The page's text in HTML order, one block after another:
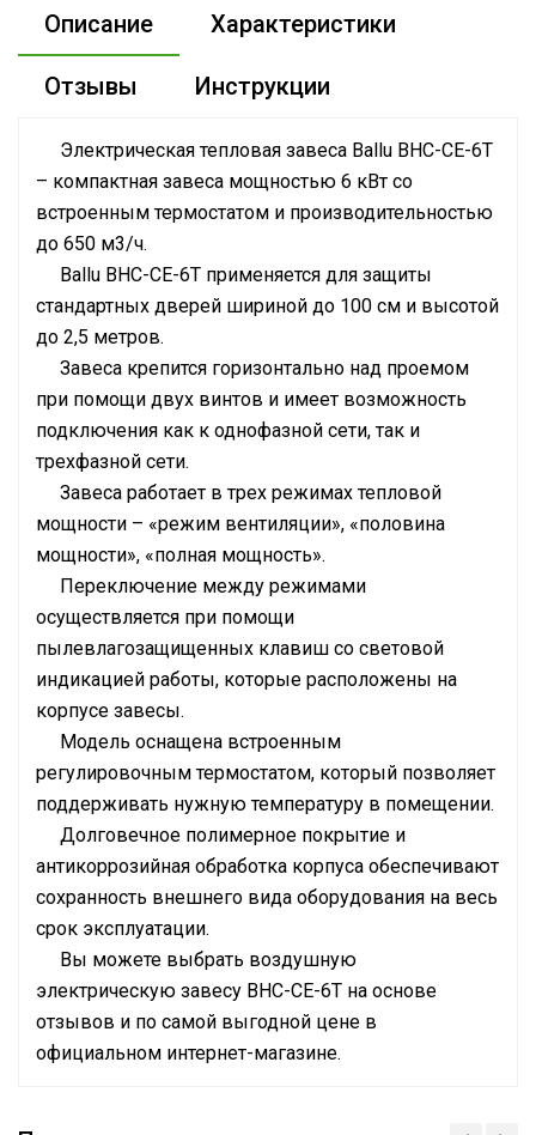
Описание Характеристики
Отзывы Инструкции
Электрическая тепловая завеса Ballu BHC-CE-6T
– компактная завеса мощностью 6 кВт со
встроенным термостатом и производительностью
до 650 м3/ч.
Ballu BHC-CE-6T применяется для защиты
стандартных дверей шириной до 100 см и высотой
до 2,5 метров.
Завеса крепится горизонтально над проемом
при помощи двух винтов и имеет возможность
подключения как к однофазной сети, так и
трехфазной сети.
Завеса работает в трех режимах тепловой
мощности – «режим вентиляции», «половина
мощности», «полная мощность».
Переключение между режимами
осуществляется при помощи
пылевлагозащищенных клавиш со световой
индикацией работы, которые расположены на
корпусе завесы.
Модель оснащена встроенным
регулировочным термостатом, который позволяет
поддерживать нужную температуру в помещении.
Долговечное полимерное покрытие и
антикоррозийная обработка корпуса обеспечивают
сохранность внешнего вида оборудования на весь
срок эксплуатации.
Вы можете выбрать воздушную
электрическую завесу BHC-CE-6T на основе
отзывов и по самой выгодной цене в
официальном интернет-магазине.